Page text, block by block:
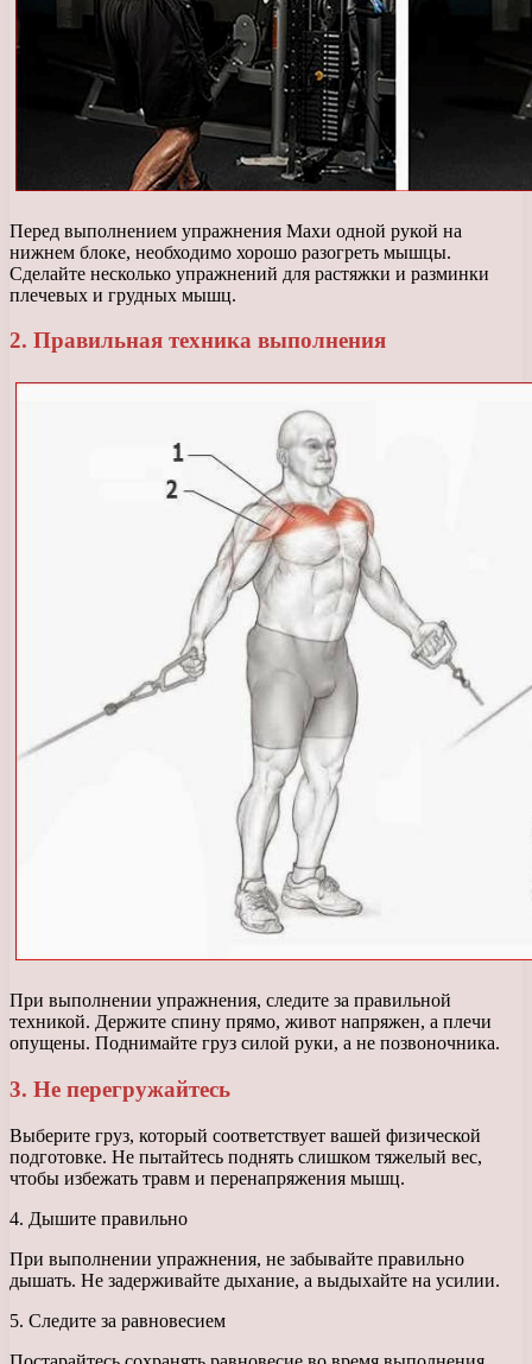
Перед выполнением упражнения Махи одной рукой на
нижнем блоке, необходимо хорошо разогреть мышцы.
Сделайте несколько упражнений для растяжки и разминки
плечевых и грудных мышц.
2. Правильная техника выполнения
При выполнении упражнения, следите за правильной
техникой. Держите спину прямо, живот напряжен, а плечи
опущены. Поднимайте груз силой руки, а не позвоночника.
3. Не перегружайтесь
Выберите груз, который соответствует вашей физической
подготовке. Не пытайтесь поднять слишком тяжелый вес,
чтобы избежать травм и перенапряжения мышц.
4. Дышите правильно
При выполнении упражнения, не забывайте правильно
дышать. Не задерживайте дыхание, а выдыхайте на усилии.
5. Следите за равновесием